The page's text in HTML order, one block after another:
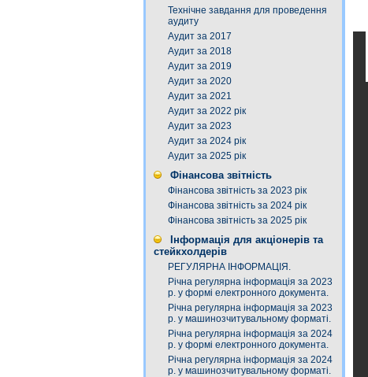
Технічне завдання для проведення
аудиту
Аудит за 2017
Аудит за 2018
Аудит за 2019
Аудит за 2020
Аудит за 2021
Аудит за 2022 рік
Аудит за 2023
Аудит за 2024 рік
Аудит за 2025 рік
Фінансова звітність
Фінансова звітність за 2023 рік
Фінансова звітність за 2024 рік
Фінансова звітність за 2025 рік
Інформація для акціонерів та
стейкхолдерів
РЕГУЛЯРНА ІНФОРМАЦІЯ.
Річна регулярна інформація за 2023
р. у формі електронного документа.
Річна регулярна інформація за 2023
р. у машинозчитувальному форматі.
Річна регулярна інформація за 2024
р. у формі електронного документа.
Річна регулярна інформація за 2024
р. у машинозчитувальному форматі.